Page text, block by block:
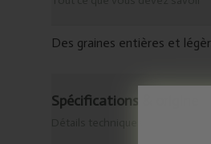
Des graines entières et
Spécifications & origine